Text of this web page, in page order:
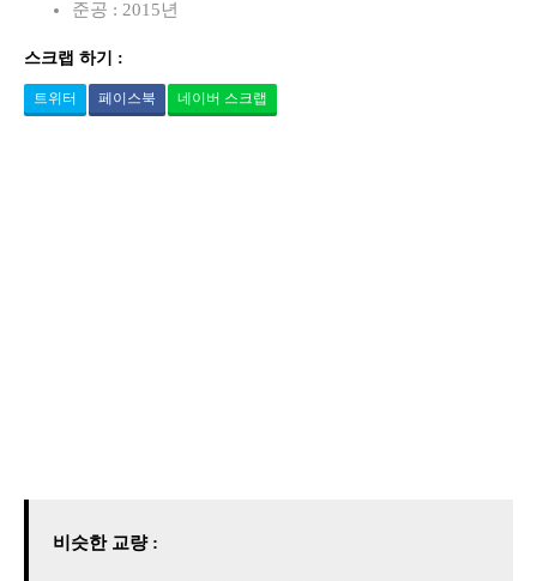
준공 : 2015년
스크랩 하기 :
트위터 페이스북 네이버 스크랩
비슷한 교량 :